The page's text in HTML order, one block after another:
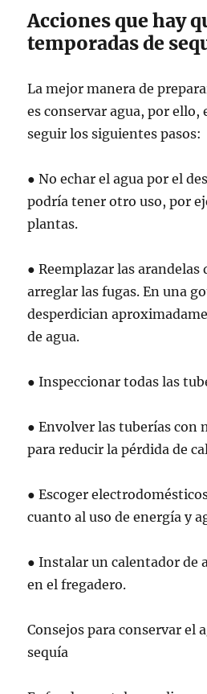
Acciones que hay
temporadas de
La mejor manera de
es conservar agua, por ello,
seguir los siguientes pasos:
● No echar el agua por el
podría tener otro uso, por
plantas.
● Reemplazar las arandelas
arreglar las fugas. En una
desperdician
de agua.
● Inspeccionar todas las
● Envolver las tuberías con
para reducir la pérdida de
● Escoger
cuanto al uso de energía y
● Instalar un calentador de
en el fregadero.
Consejos para conservar el
sequía